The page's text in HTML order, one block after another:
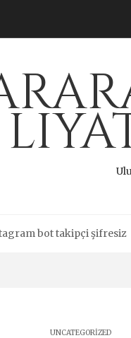
bot takipçi şifresiz
UNCATEGORIZED